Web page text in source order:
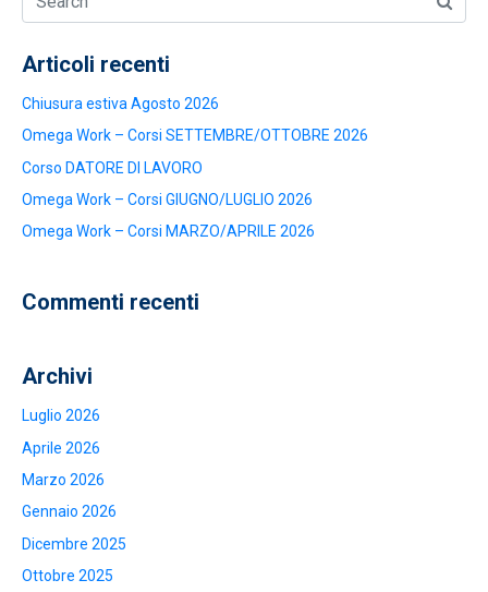
Articoli recenti
Chiusura estiva Agosto 2026
Omega Work – Corsi SETTEMBRE/OTTOBRE 2026
Corso DATORE DI LAVORO
Omega Work – Corsi GIUGNO/LUGLIO 2026
Omega Work – Corsi MARZO/APRILE 2026
Commenti recenti
Archivi
Luglio 2026
Aprile 2026
Marzo 2026
Gennaio 2026
Dicembre 2025
Ottobre 2025